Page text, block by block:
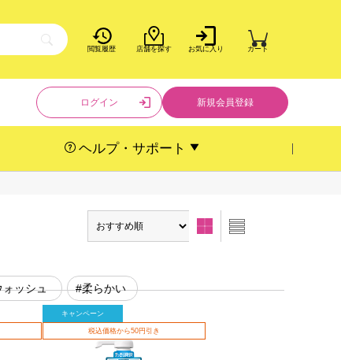
閲覧履歴 店舗を探す お気に入り カート
ログイン 新規会員登録
ヘルプ・サポート
ォッシュ #柔らかい
キャンペーン
税込価格から50円引き